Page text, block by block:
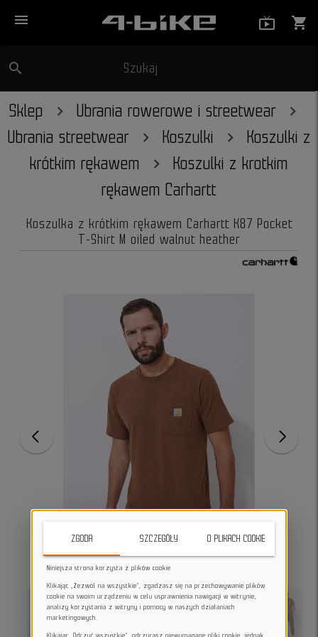
menu shopping_cart
search Szukaj
Sklep
Ubrania rowerowe i streetwear
Ubrania streetwear
Koszulki
Koszulki z
krótkim rękawem
Koszulki z krotkim
rękawem Carhartt
Koszulka z krótkim rękawem Carhartt K87 Pocket
T-Shirt M oiled walnut heather
ZGODA SZCZEGÓŁY O PLIKACH COOKIE
Niniejsza strona korzysta z plików cookie
Klikając „Zezwól na wszystkie”, zgadzasz się na przechowywanie plików
cookie na swoim urządzeniu w celu usprawnienia nawigacji w witrynie,
analizy korzystania z witryny i pomocy w naszych działaniach
marketingowych.
Klikając „Odrzuć wszystkie”, odrzucasz niewymagane pliki cookie, jednak